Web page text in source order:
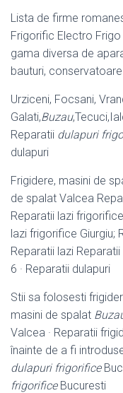
Lista de firme
Frigorific Electro Frigo
gama diversa de
bauturi,
Urziceni, Focsani,
Galati,Buzau
Reparatii dulapuri
dulapuri
Frigidere, masini de
de spalat Valcea
Reparatii lazi
lazi frigorifice Giurgiu;
Reparatii lazi Reparatii
6 · Reparatii dulapuri
Stii sa folosesti
masini de spalat
Valcea · Reparatii
înainte de a fi
dulapuri frigorifice
frigorificeBucuresti